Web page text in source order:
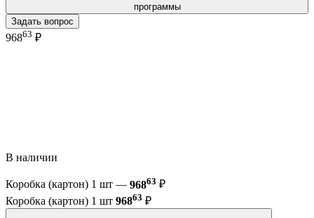
программы
Задать вопрос
96863 ₽
В наличии
Коробка (картон) 1 шт — 96863 ₽
Коробка (картон) 1 шт 96863 ₽